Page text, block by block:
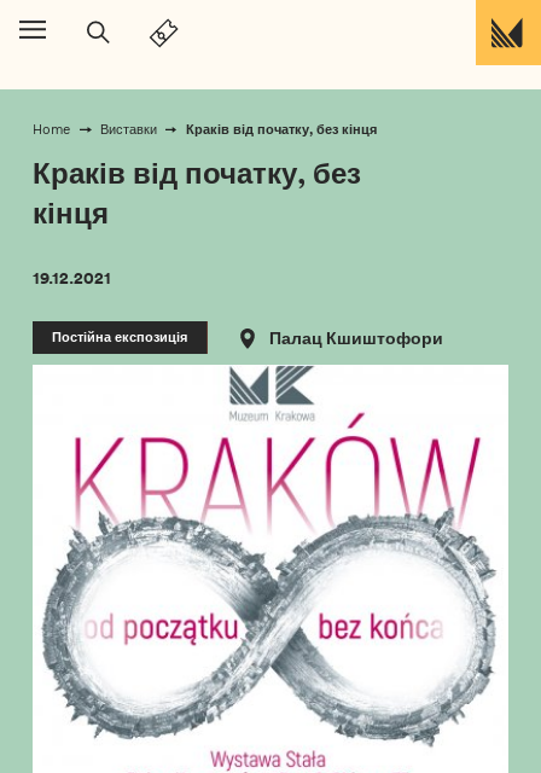
Перейти до вмісту
Home Виставки Краків від початку, без кінця
Краків від початку, без
кінця
19.12.2021
Постійна експозиція Палац Кшиштофори